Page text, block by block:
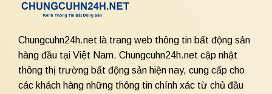
Chungcuhn24h.net là trang web thông tin bất động sản
hàng đầu tại Việt Nam. Chungcuhn24h.net cập nhật
thông thị trường bất động sản hiện nay, cung cấp cho
các khách hàng những thông tin chính xác từ chủ đầu